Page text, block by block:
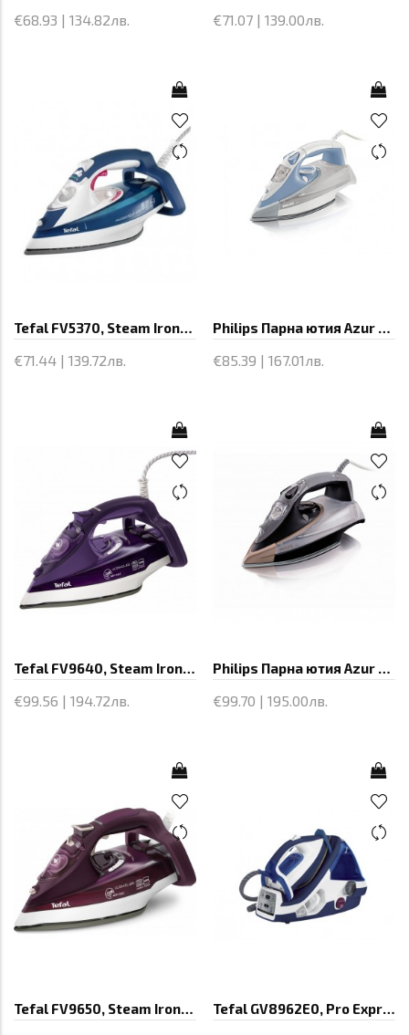
€68.93 | 134.82лв. €71.07 | 139.00лв.
Tefal FV5370, Steam Irons, Aquaspeed
€71.44 | 139.72лв.
Philips Парна ютия Azur 200 g steam
€85.39 | 167.01лв.
Tefal FV9640, Steam Irons, Ultimate 400
€99.56 | 194.72лв.
Philips Парна ютия Azur 200 g steam
€99.70 | 195.00лв.
Tefal FV9650, Steam Irons, Ultimate 500 Tefal GV8962E0, Pro Express Control,